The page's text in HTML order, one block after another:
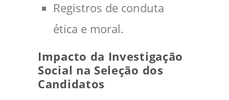
Registros de conduta
ética e moral.
Impacto da Investigação
Social na Seleção dos
Candidatos